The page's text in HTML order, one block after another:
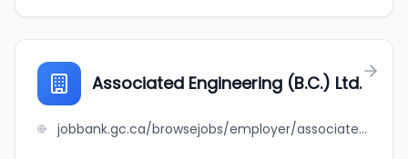
Associated Engineering (B.C.) Ltd.
jobbank.gc.ca/browsejobs/employer/associated+engineering+%28b.c.%29+ltd./ca